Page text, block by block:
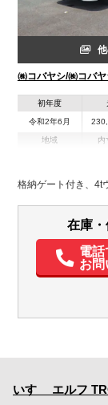
㈱コバヤシ/㈱コバ
初年度
令和2年6月
地域 内
パワステ
バックモニター
PM
格納ゲート付き、4t
在庫
電話
お問
いすゞ エルフ